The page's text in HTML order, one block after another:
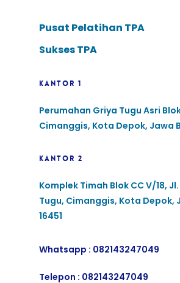
Pusat Pelatihan TPA
Sukses TPA
KANTOR 1
Perumahan Griya Tugu Asri
Cimanggis, Kota Depok, Jawa
KANTOR 2
Komplek Timah Blok CC V/18,
Tugu, Cimanggis, Kota Depok,
16451
Whatsapp : 082143247049
Telepon : 082143247049